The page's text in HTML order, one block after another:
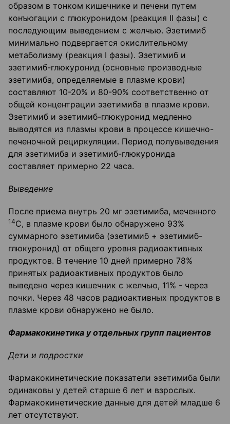
образом в тонком кишечнике и печени путем
конъюгации с глюкуронидом (реакция II фазы) с
последующим выведением с желчью. Эзетимиб
минимально подвергается окислительному
метаболизму (реакция I фазы). Эзетимиб и
эзетимиб-глюкуронид (основные производные
эзетимиба, определяемые в плазме крови)
составляют 10-20% и 80-90% соответственно от
общей концентрации эзетимиба в плазме крови.
Эзетимиб и эзетимиб-глюкуронид медленно
выводятся из плазмы крови в процессе кишечно-
печеночной рециркуляции. Период полувыведения
для эзетимиба и эзетимиб-глюкуронида
составляет примерно 22 часа.
Выведение
После приема внутрь 20 мг эзетимиба, меченного
14С, в плазме крови было обнаружено 93%
суммарного эзетимиба (эзетимиб + эзетимиб-
глюкуронид) от общего уровня радиоактивных
продуктов. В течение 10 дней примерно 78%
принятых радиоактивных продуктов было
выведено через кишечник с желчью, 11% - через
почки. Через 48 часов радиоактивных продуктов в
плазме крови обнаружено не было.
Фармакокинетика у отдельных групп пациентов
Дети и подростки
Фармакокинетические показатели эзетимиба были
одинаковы у детей старше 6 лет и взрослых.
Фармакокинетические данные для детей младше 6
лет отсутствуют.